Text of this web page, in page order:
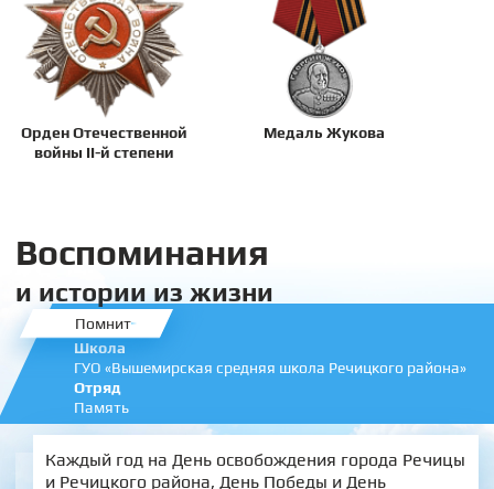
Орден Отечественной
войны II-й степени
Медаль Жукова
Воспоминания
и истории из жизни
Помнит
Школа
ГУО «Вышемирская средняя школа Речицкого района»
Отряд
Память
Каждый год на День освобождения города Речицы
и Речицкого района, День Победы и День